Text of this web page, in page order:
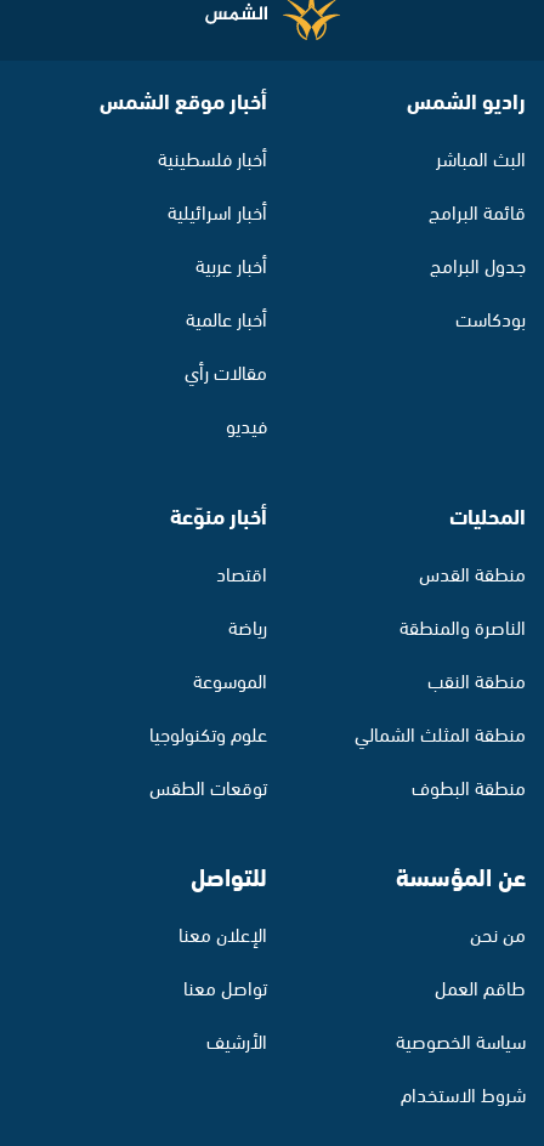
راديو الشمس
البث المباشر
قائمة البرامج
جدول البرامج
بودكاست
أخبار موقع الشمس
أخبار فلسطينية
أخبار اسرائيلية
أخبار عربية
أخبار عالمية
مقالات رأي
فيديو
المحليات
منطقة القدس
الناصرة والمنطقة
منطقة النقب
منطقة المثلث الشمالي
منطقة البطوف
أخبار منوّعة
اقتصاد
رياضة
الموسوعة
علوم وتكنولوجيا
توقعات الطقس
عن المؤسسة
من نحن
طاقم العمل
سياسة الخصوصية
شروط الاستخدام
للتواصل
الإعلان معنا
تواصل معنا
الأرشيف